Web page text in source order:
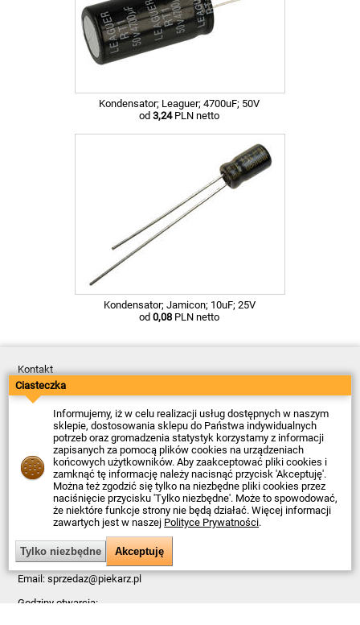
Kondensator; Leaguer; 4700uF; 50V
od 3,24PLN netto
Kondensator; Jamicon; 10uF; 25V
od 0,08 PLN netto
Kontakt
Dostawa
Płatność
Zwroty
Reklamacje
Regulamin
Polityka Prywatności
O Firmie
Data ostatniej aktualizacji: 2026-08-10
© Firma Piekarz Sp. z o.o. 2000-2026
Sklep elektroniczny Firma Piekarz Sp. z o.o.
ul. Wólczyńska 206
01-919 Warszawa
NIP: 118-15-77-240
Email:sprzedaz@piekarz.pl
Godziny otwarcia:
Ciasteczka
Informujemy, iż w celu realizacji usług dostępnych w naszym
sklepie, dostosowania sklepu do Państwa indywidualnych
potrzeb oraz gromadzenia statystyk korzystamy z informacji
zapisanych za pomocą plików cookies na urządzeniach
końcowych użytkowników. Aby zaakceptować pliki cookies i
zamknąć tę informację należy nacisnąć przycisk 'Akceptuję'.
Można też zgodzić się tylko na niezbędne pliki cookies przez
naciśnięcie przycisku 'Tylko niezbędne'. Może to spowodować,
że niektóre funkcje strony nie będą działać. Więcej informacji
zawartych jest w naszej Polityce Prywatności.